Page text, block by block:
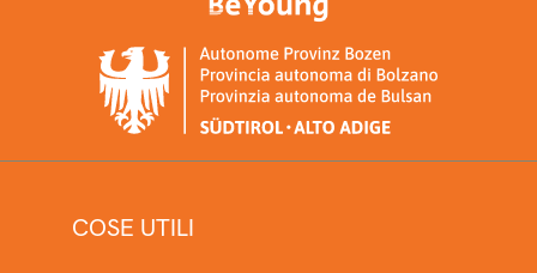
COSE UTILI